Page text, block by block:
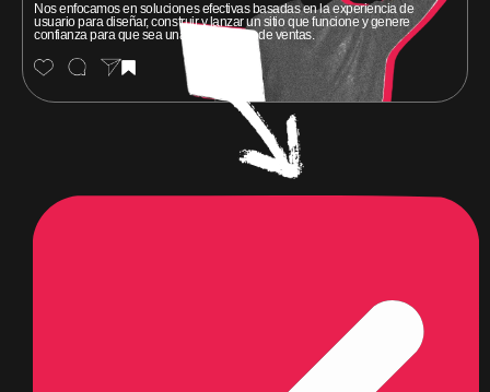
Nos enfocamos en soluciones efectivas basadas en la experiencia de
usuario para diseñar, construir y lanzar un sitio que funcione y genere
confianza para que sea una herramienta de ventas.